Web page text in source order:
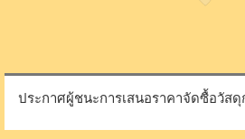
ประกาศผู้ชนะการเสนอราคาจัดซื้อวัสดุ